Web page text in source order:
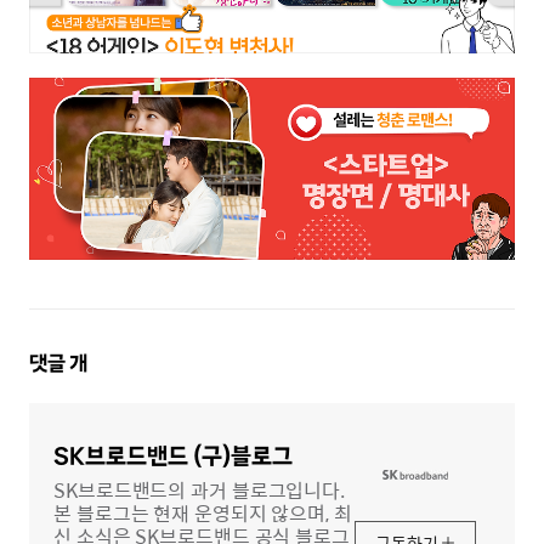
댓
댓글개
SK브로드밴드 (구)블로그
SK브로드밴드의 과거 블로그입니다.
본 블로그는 현재 운영되지 않으며, 최
신 소식은 SK브로드밴드 공식 블로그